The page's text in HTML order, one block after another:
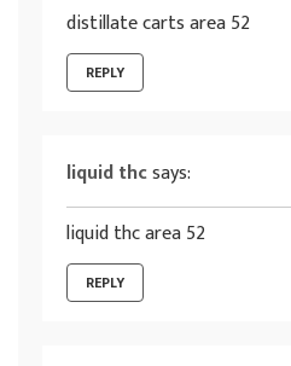
distillate carts area 52
REPLY
liquid thcsays:
liquid thc area 52
REPLY